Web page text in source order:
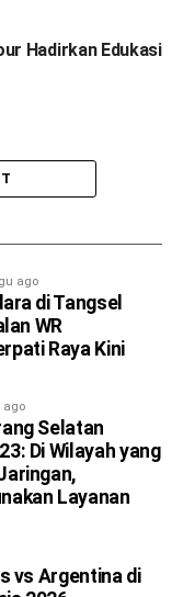
Hadirkan Edukasi
ago
di Tangsel
WR
Raya Kini
ago
Selatan
Di Wilayah yang
Layanan
vs Argentina di